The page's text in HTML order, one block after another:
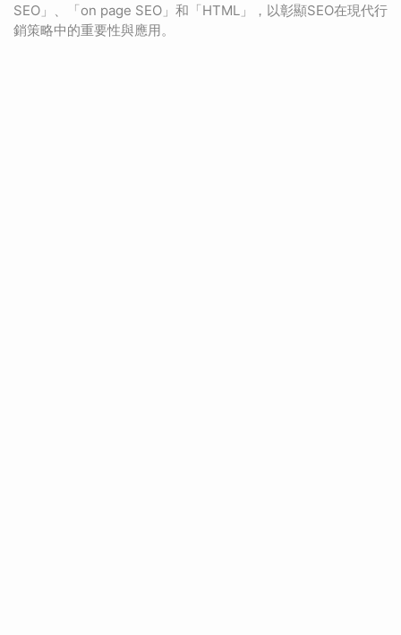
SEO」、「on page SEO」和「HTML」，以彰顯SEO在現代行
銷策略中的重要性與應用。